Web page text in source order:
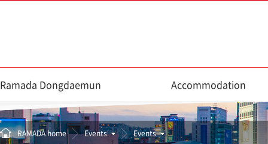
Ramada Dongdaemun Accommodation
RAMADA home Events Events